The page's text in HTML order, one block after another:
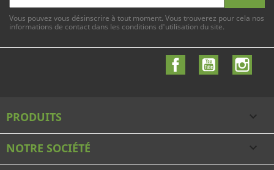
Vous pouvez vous désinscrire à tout moment. Vous trouverez pour cela nos
informations de contact dans les conditions d'utilisation du site.
FacebookYouTube
PRODUITS 
NOTRE SOCIÉTÉ 